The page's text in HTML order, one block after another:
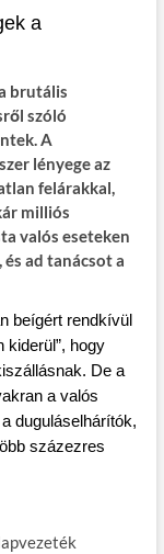
a
brutális
szóló
A
lényege az
felárakkal,
milliós
valós eseteken
ad tanácsot a
beígért rendkívül
kiderül”, hogy
De a
a valós
duguláselhárítók,
százezres